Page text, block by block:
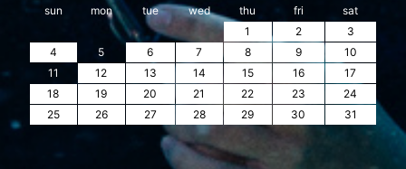
sun mon tue wed thu fri
sat
1
2
3
4
5 6 7 8 9
10
11
12 13 14 15 16
17
18
19 20 21 22 23
24
25
26 27 28 29 30 31